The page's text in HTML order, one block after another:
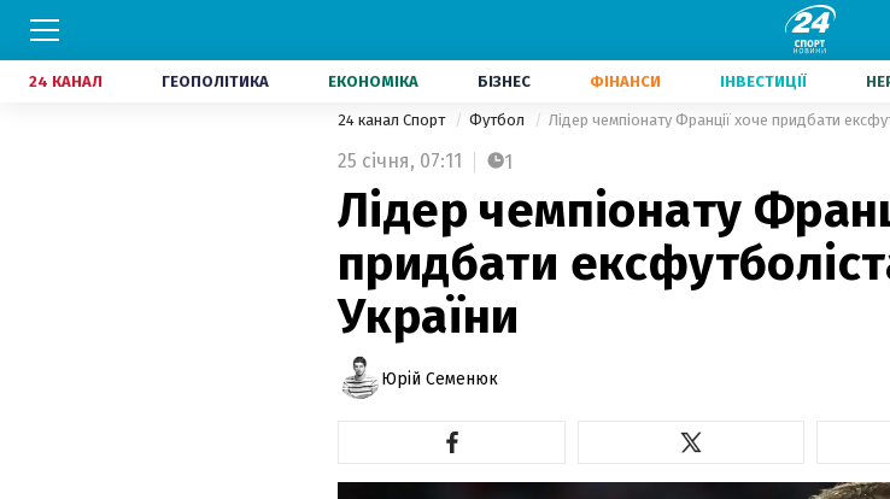
24 КАНАЛ ГЕОПОЛІТИКА ЕКОНОМІКА БІЗНЕС ФІНАНСИ ІНВЕСТИЦІЇ
24 канал Спорт Футбол Лідер чемпіонату Франції хоче придбати
25 січня, 07:11 1
Лідер чемпіонату
придбати
України
Юрій Семенюк